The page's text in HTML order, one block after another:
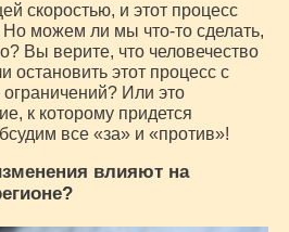
скоростью, и этот процесс
Но можем ли мы что-то сделать,
Вы верите, что человечество
остановить этот процесс с
Или это
к которому придется
все «за» и «против»!
влияют на